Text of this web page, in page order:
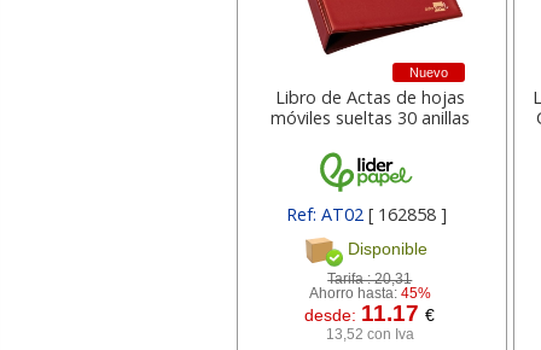
Nuevo
Libro de Actas de hojas
móviles sueltas 30 anillas
Ref: AT02 [ 162858 ]
Disponible
Tarifa :20,31
Ahorro hasta: 45%
desde: 11.17€
13,52 con Iva